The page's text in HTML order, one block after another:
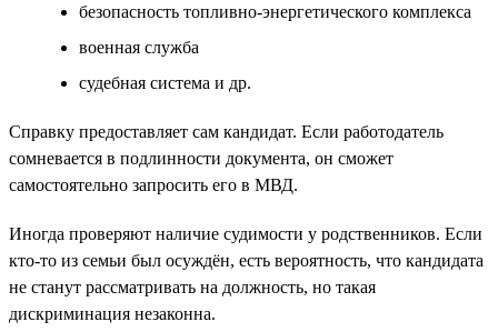
безопасность топливно-энергетического комплекса
военная служба
судебная система и др.
Справку предоставляет сам кандидат. Если работодатель
сомневается в подлинности документа, он сможет
самостоятельно запросить его в МВД.
Иногда проверяют наличие судимости у родственников. Если
кто-то из семьи был осуждён, есть вероятность, что кандидата
не станут рассматривать на должность, но такая
дискриминация незаконна.